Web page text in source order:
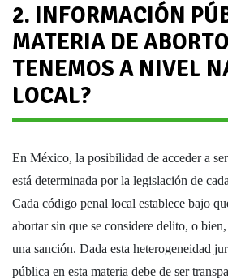
2. INFORMACIÓN
MATERIA DE
TENEMOS A NIVEL
LOCAL?
En México, la posibilidad de acceder a
está determinada por la legislación de
Cada código penal local establece bajo
abortar sin que se considere delito, o
una sanción. Dada esta heterogeneidad
pública en esta materia debe de ser